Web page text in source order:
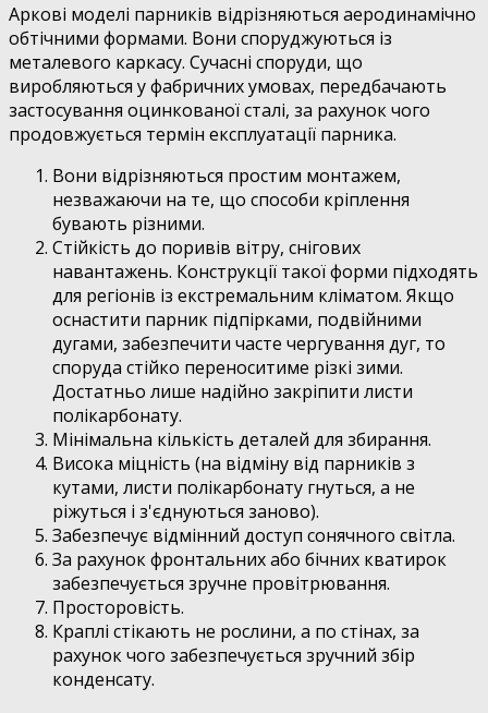
Аркові моделі парників відрізняються аеродинамічно
обтічними формами. Вони споруджуються із
металевого каркасу. Сучасні споруди, що
виробляються у фабричних умовах, передбачають
застосування оцинкованої сталі, за рахунок чого
продовжується термін експлуатації парника.
Вони відрізняються простим монтажем,
незважаючи на те, що способи кріплення
бувають різними.
Стійкість до поривів вітру, снігових
навантажень. Конструкції такої форми підходять
для регіонів із екстремальним кліматом. Якщо
оснастити парник підпірками, подвійними
дугами, забезпечити часте чергування дуг, то
споруда стійко переноситиме різкі зими.
Достатньо лише надійно закріпити листи
полікарбонату.
Мінімальна кількість деталей для збирання.
Висока міцність (на відміну від парників з
кутами, листи полікарбонату гнуться, а не
ріжуться і з'єднуються заново).
Забезпечує відмінний доступ сонячного світла.
За рахунок фронтальних або бічних кватирок
забезпечується зручне провітрювання.
Просторовість.
Краплі стікають не рослини, а по стінах, за
рахунок чого забезпечується зручний збір
конденсату.